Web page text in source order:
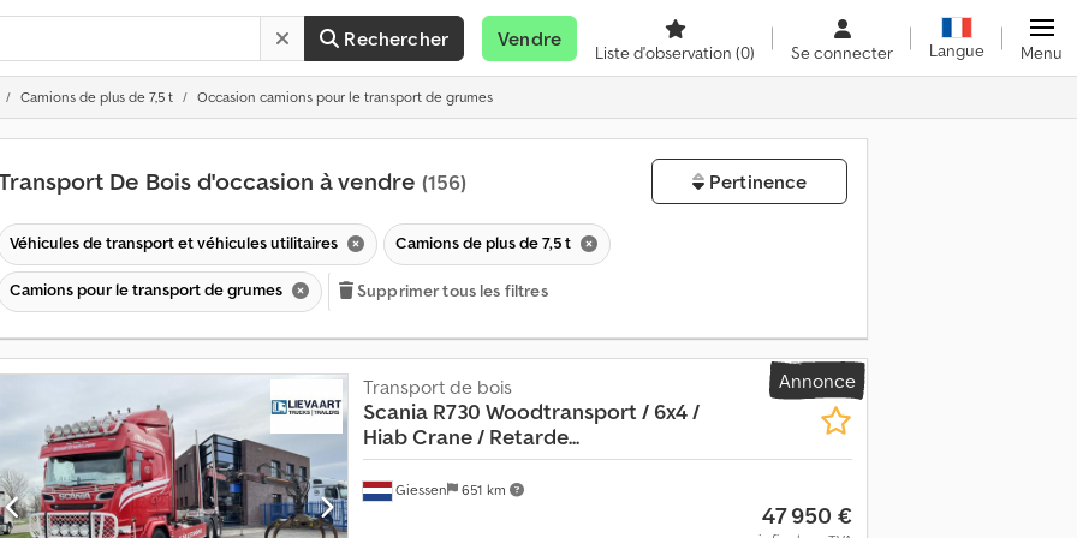
Rechercher Vendre
Liste d'observation (0) Se connecter Langue Menu
Camions de plus de 7,5 t Occasion camions pour le transport de grumes
De Bois d'occasion à vendre (156) Pertinence
Véhicules de transport et véhicules utilitaires Camions de plus de 7,5 t
Camions pour le transport de grumes Supprimer tous les filtres
Annonce
Giessen 651 km
Transport de bois
Scania R730 Woodtransport / 6x4 /
Hiab Crane / Retarde...
47 950 €